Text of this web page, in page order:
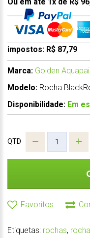
impostos: R$ 87,79
Marca: Golden
Modelo: Rocha
Disponibilidade: Em
QTD
Favoritos
Etiquetas: rochas,